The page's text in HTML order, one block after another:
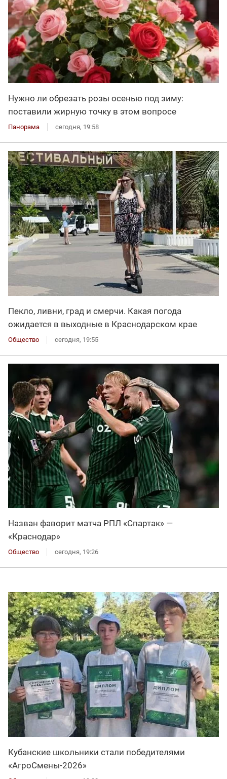
Нужно ли обрезать розы осенью под зиму:
поставили жирную точку в этом вопросе
Панорама сегодня, 19:58
Пекло, ливни, град и смерчи. Какая погода
ожидается в выходные в Краснодарском крае
Общество сегодня, 19:55
Назван фаворит матча РПЛ «Спартак» —
«Краснодар»
Общество сегодня, 19:26
Кубанские школьники стали победителями
«АгроСмены-2026»